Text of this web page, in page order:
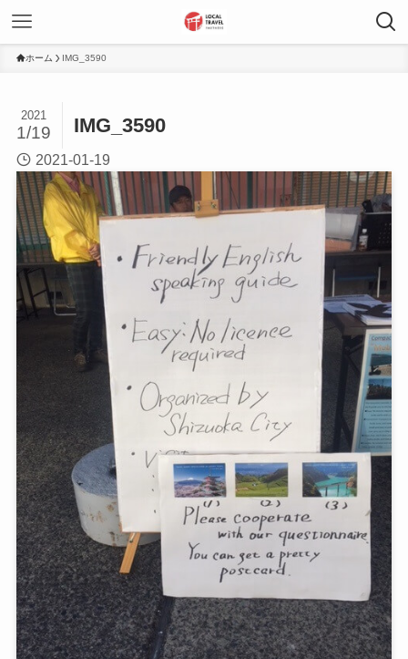
ホーム IMG_3590
IMG_3590
2021
1/19
2021-01-19